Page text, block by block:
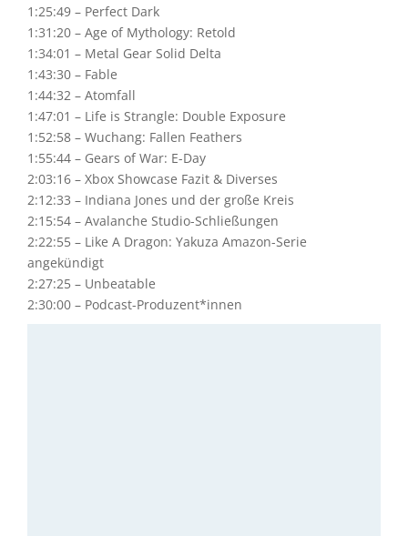
1:25:49 – Perfect Dark
1:31:20 – Age of Mythology: Retold
1:34:01 – Metal Gear Solid Delta
1:43:30 – Fable
1:44:32 – Atomfall
1:47:01 – Life is Strangle: Double Exposure
1:52:58 – Wuchang: Fallen Feathers
1:55:44 – Gears of War: E-Day
2:03:16 – Xbox Showcase Fazit & Diverses
2:12:33 – Indiana Jones und der große Kreis
2:15:54 – Avalanche Studio-Schließungen
2:22:55 – Like A Dragon: Yakuza Amazon-Serie
angekündigt
2:27:25 – Unbeatable
2:30:00 – Podcast-Produzent*innen